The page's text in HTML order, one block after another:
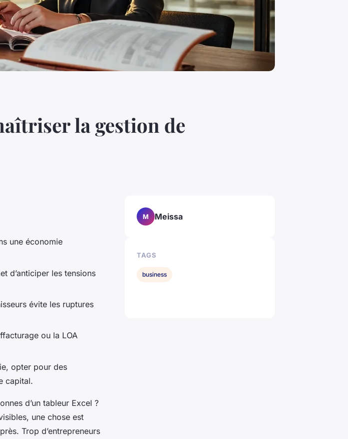
la gestion de
une économie
d’anticiper les tensions
évite les ruptures
ou la LOA
opter pour des
capital.
d’un tableur Excel ?
une chose est
Trop d’entrepreneurs
M Meissa
TAGS
business